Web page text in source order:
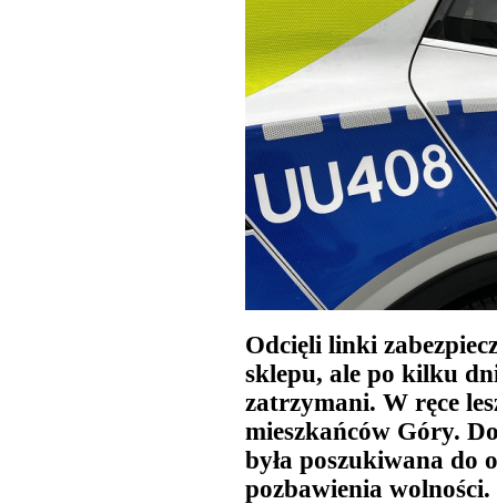
Odcięli linki
sklepu, ale po kilku
zatrzymani. W ręce
mieszkańców Góry.
była poszukiwana do
pozbawienia wolności.